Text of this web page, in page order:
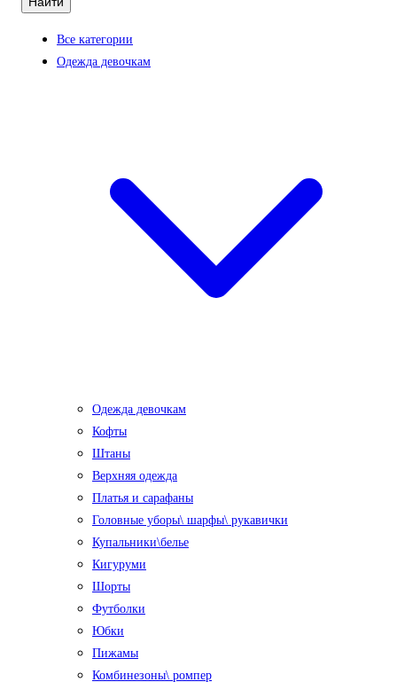
Все категории
Одежда девочкам
Одежда девочкам
Кофты
Штаны
Верхняя одежда
Платья и сарафаны
Головные уборы\ шарфы\ рукавички
Купальники\белье
Кигуруми
Шорты
Футболки
Юбки
Пижамы
Комбинезоны\ ромпер